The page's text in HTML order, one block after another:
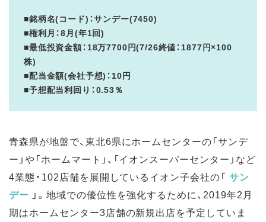
■銘柄名(コード)：サンデー(7450)
■権利月：8月(年1回)
■最低投資金額：18万7700円(7/26終値：1877円×100
株)
■配当金額(会社予想)：10円
■予想配当利回り：0.53％
青森県が地盤で、東北6県にホームセンターの「サンデ
ー」や「ホームマート」、「イオンスーパーセンター」など
4業態・102店舗を展開しているイオン子会社の「 サン
デー 」。地域での優位性を強化するために、2019年2月
期はホームセンター3店舗の新規出店を予定していま